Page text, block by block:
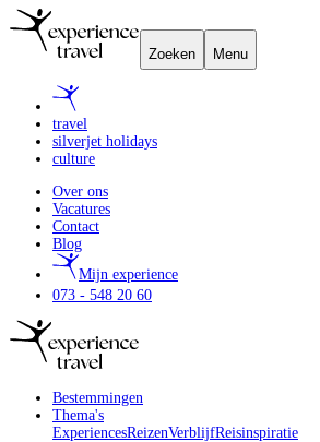
Zoeken Menu
travel
silverjet holidays
culture
Over ons
Vacatures
Contact
Blog
Mijn experience
073 - 548 20 60
Bestemmingen
Thema's
ExperiencesReizenVerblijfReisinspiratie